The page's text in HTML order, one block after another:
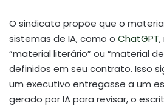
O sindicato propõe que o
sistemas de IA, como o ChatGPT,
“material literário” ou “material
definidos em seu contrato. Isso
um executivo entregasse a um
gerado por IA para revisar, o